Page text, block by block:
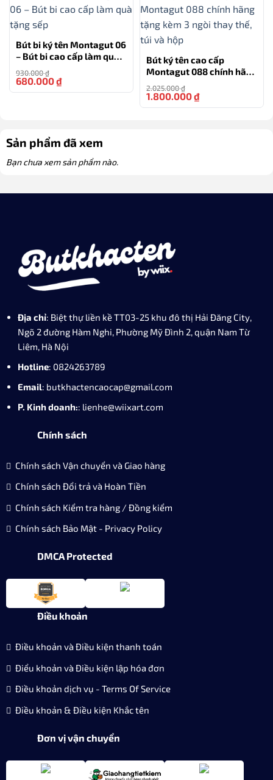
Bút bi ký tên Montagut 06
– Bút bi cao cấp làm quà
tặng sếp
930.000₫
680.000₫
Bút ký tên cao cấp
Montagut 088 chính hãng
tặng kèm 3 ngòi thay thế,
túi và hộp
2.025.000₫
1.800.000₫
Sản phẩm đã xem
Bạn chưa xem sản phẩm nào.
Địa chỉ: Biệt thự liền kề TT03-25 khu đô thị Hải Đăng City,
Ngõ 2 đường Hàm Nghi, Phường Mỹ Đình 2, quận Nam Từ
Liêm, Hà Nội
Hotline: 0824263789
Email: butkhactencaocap@gmail.com
P. Kinh doanh:: lienhe@wiixart.com
Chính sách
Chính sách Vận chuyển và Giao hàng
Chính sách Đổi trả và Hoàn Tiền
Chính sách Kiểm tra hàng / Đồng kiểm
Chính sách Bảo Mật - Privacy Policy
DMCA Protected
Điều khoản
Điều khoản và Điều kiện thanh toán
Điểu khoản và Điều kiện lập hóa đơn
Điều khoản dịch vụ - Terms Of Service
Điều khoản & Điều kiện Khắc tên
Đơn vị vận chuyển